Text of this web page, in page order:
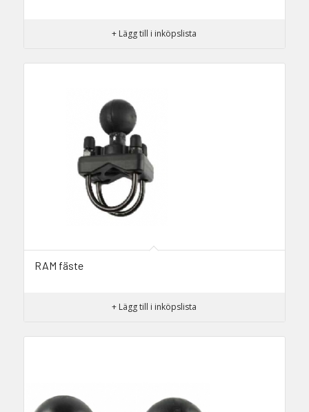
+ Lägg till i inköpslista
RAM fäste
+ Lägg till i inköpslista